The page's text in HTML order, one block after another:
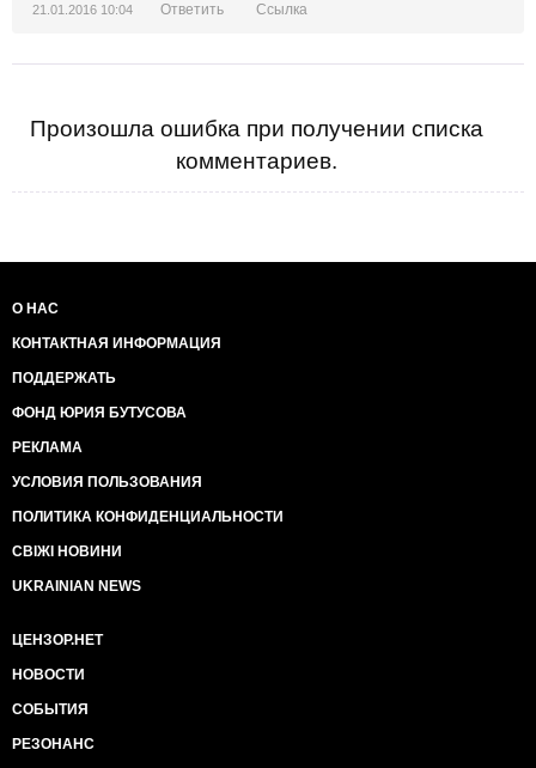
21.01.2016 10:04 Ответить Ссылка
Произошла ошибка при получении списка
комментариев.
О НАС
КОНТАКТНАЯ ИНФОРМАЦИЯ
ПОДДЕРЖАТЬ
ФОНД ЮРИЯ БУТУСОВА
РЕКЛАМА
УСЛОВИЯ ПОЛЬЗОВАНИЯ
ПОЛИТИКА КОНФИДЕНЦИАЛЬНОСТИ
СВІЖІ НОВИНИ
UKRAINIAN NEWS
ЦЕНЗОР.НЕТ
НОВОСТИ
СОБЫТИЯ
РЕЗОНАНС